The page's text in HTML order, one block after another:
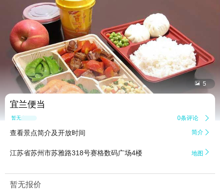
 5
宜兰便当
暂无点评 0条评论 
查看景点简介及开放时间 简介 
江苏省苏州市苏雅路318号赛格数码广场4楼 地图 
暂无报价